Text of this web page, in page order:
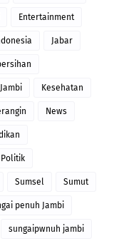
Entertainment
Jabar
Kesehatan
News
Politik
Sumsel Sumut
penuh Jambi
sungaipwnuh jambi